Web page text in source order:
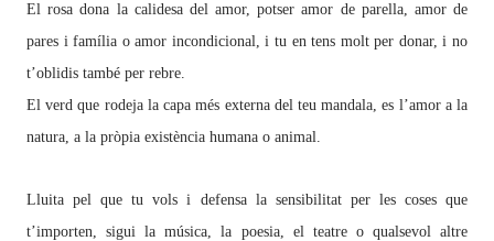
El rosa dona la calidesa del amor, potser amor de parella, amor de
pares i família o amor incondicional, i tu en tens molt per donar, i no
t’oblidis també per rebre.
El verd que rodeja la capa més externa del teu mandala, es l’amor a la
natura, a la pròpia existència humana o animal.
Lluita pel que tu vols i defensa la sensibilitat per les coses que
t’importen, sigui la música, la poesia, el teatre o qualsevol altre